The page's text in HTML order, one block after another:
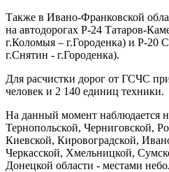
Также в Ивано-Франковской
на автодорогах Р-24 Татаров-
г.Коломыя – г.Городенка) и Р-20
г.Снятин - г.Городенка).
Для расчистки дорог от ГСЧС
человек и 2 140 единиц техники.
На данный момент наблюдается
Тернопольской, Черниговской,
Киевской, Кировоградской,
Черкасской, Хмельницкой,
Донецкой области - местами